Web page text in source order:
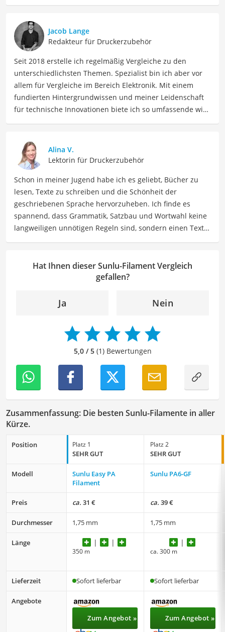
Jacob Lange
Redakteur für Druckerzubehör
Seit 2018 erstelle ich regelmäßig Vergleiche zu den
unterschiedlichsten Themen. Spezialist bin ich aber vor
allem für Vergleiche im Bereich Elektronik. Mit einem
fundierten Hintergrundwissen und meiner Leidenschaft
für technische Innovationen biete ich so umfassende wie
detaillierte Produktvergleiche, Kaufberatungen und
technische Analysen, um Verbrauchern dabei zu helfen,
sowohl informierte Entscheidungen zu treffen als auch
die besten elektronischen Lösungen für ihre Bedürfnisse
zu finden.
Der Sunlu-Filament-Vergleich ist aus unserer Sicht
besonders empfehlenswert für3D-Drucker-Besitzer.
Alina V.
Lektorin für Druckerzubehör
Schon in meiner Jugend habe ich es geliebt, Bücher zu
lesen, Texte zu schreiben und die Schönheit der
geschriebenen Sprache hervorzuheben. Ich finde es
spannend, dass Grammatik, Satzbau und Wortwahl keine
langweiligen unnötigen Regeln sind, sondern einen Text
geschriebenen Wort als Lektorin bei VGL in unsere Texte
einfließen zu lassen. Mit meinem Auge für
ich unser Redaktionsteam dabei, qualitativ hochwertige
meinen Wissensschatz immer mehr zu erweitern und
mich täglich mit den verschiedensten Themen
auseinanderzusetzen.
Hat Ihnen dieser Sunlu-Filament Vergleich
gefallen?
Ja Nein
5,0 / 5(1) Bewertungen
Zusammenfassung: Die besten Sunlu-Filamente in aller
Kürze.
Position Platz 1
SEHR GUT
Platz 2
SEHR GUT
Modell
Sunlu Easy PA
Filament
Sunlu PA6-GF
Preis ca. 31 € ca. 39 €
Durchmesser 1,75 mm 1,75 mm
Länge
350 m ca. 300 m
Lieferzeit Sofort lieferbar Sofort lieferbar
Angebote
Zum Angebot »
Zum Angebot »